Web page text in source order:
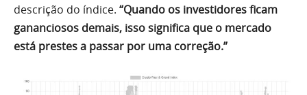
descrição do índice. “Quando os investidores ficam
gananciosos demais, isso significa que o mercado
está prestes a passar por uma correção.”